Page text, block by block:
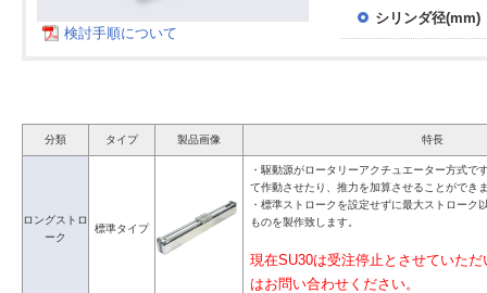
検討手順について
シリンダ径(mm)
分類 タイプ 製品画像 特長
ロングストロ
ーク
標準タイプ
・駆動源がロータリーアクチュエーター方式で
て作動させたり、推力を加算させることができ
・標準ストロークを設定せずに最大ストローク
ものを製作致します。
現在SU30は受注停止とさせていた
はお問い合わせください。